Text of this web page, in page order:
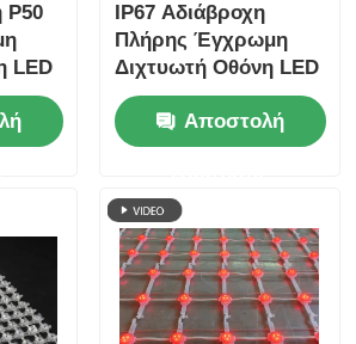
P50
LED
IP67 Αδιάβροχη
Πλήρης Έγχρωμη
Διχτυωτή Οθόνη LED
P62.5 Εύκαμπτη
Διχτυωτή Κουρτίνα
εξωτερικού χώρου
διακόσμηση κτιρίου
Αποστολή